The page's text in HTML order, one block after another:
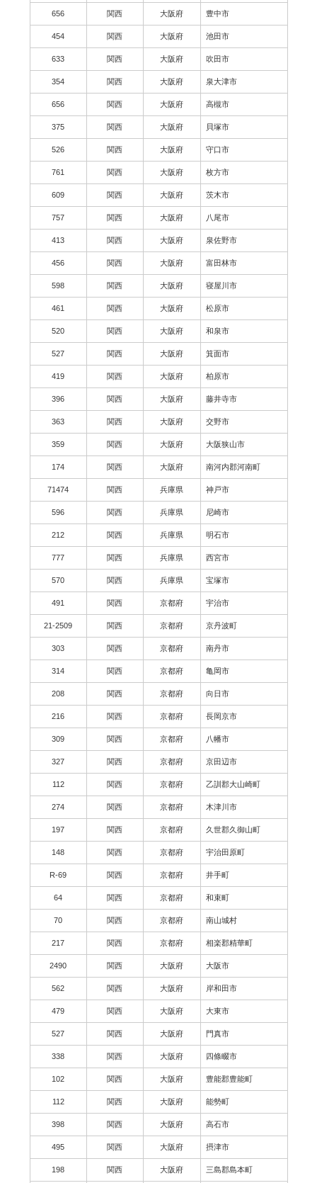
656 関西 大阪府 豊中市
454 関西 大阪府 池田市
633 関西 大阪府 吹田市
354 関西 大阪府 泉大津市
656 関西 大阪府 高槻市
375 関西 大阪府 貝塚市
526 関西 大阪府 守口市
761 関西 大阪府 枚方市
609 関西 大阪府 茨木市
757 関西 大阪府 八尾市
413 関西 大阪府 泉佐野市
456 関西 大阪府 富田林市
598 関西 大阪府 寝屋川市
461 関西 大阪府 松原市
520 関西 大阪府 和泉市
527 関西 大阪府 箕面市
419 関西 大阪府 柏原市
396 関西 大阪府 藤井寺市
363 関西 大阪府 交野市
359 関西 大阪府 大阪狭山市
174 関西 大阪府 南河内郡河南町
71474 関西 兵庫県 神戸市
596 関西 兵庫県 尼崎市
212 関西 兵庫県 明石市
777 関西 兵庫県 西宮市
570 関西 兵庫県 宝塚市
491 関西 京都府 宇治市
21-2509 関西 京都府 京丹波町
303 関西 京都府 南丹市
314 関西 京都府 亀岡市
208 関西 京都府 向日市
216 関西 京都府 長岡京市
309 関西 京都府 八幡市
327 関西 京都府 京田辺市
112 関西 京都府 乙訓郡大山崎町
274 関西 京都府 木津川市
197 関西 京都府 久世郡久御山町
148 関西 京都府 宇治田原町
R-69 関西 京都府 井手町
64 関西 京都府 和束町
70 関西 京都府 南山城村
217 関西 京都府 相楽郡精華町
2490 関西 大阪府 大阪市
562 関西 大阪府 岸和田市
479 関西 大阪府 大東市
527 関西 大阪府 門真市
338 関西 大阪府 四條畷市
102 関西 大阪府 豊能郡豊能町
112 関西 大阪府 能勢町
398 関西 大阪府 高石市
495 関西 大阪府 摂津市
198 関西 大阪府 三島郡島本町